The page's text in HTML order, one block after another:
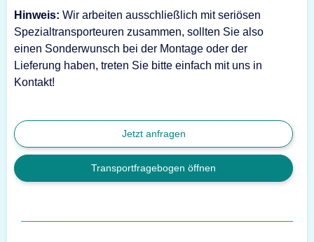
Hinweis: Wir arbeiten ausschließlich mit seriösen
Spezialtransporteuren zusammen, sollten Sie also
einen Sonderwunsch bei der Montage oder der
Lieferung haben, treten Sie bitte einfach mit uns in
Kontakt!
Jetzt anfragen
Transportfragebogen öffnen